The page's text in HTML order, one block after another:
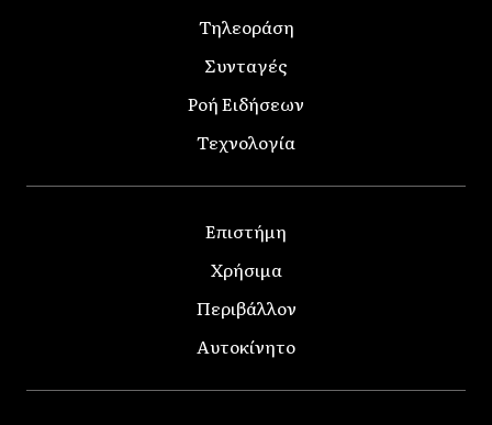
Τηλεοράση
Συνταγές
Ροή Ειδήσεων
Τεχνολογία
Επιστήμη
Χρήσιμα
Περιβάλλον
Αυτοκίνητο